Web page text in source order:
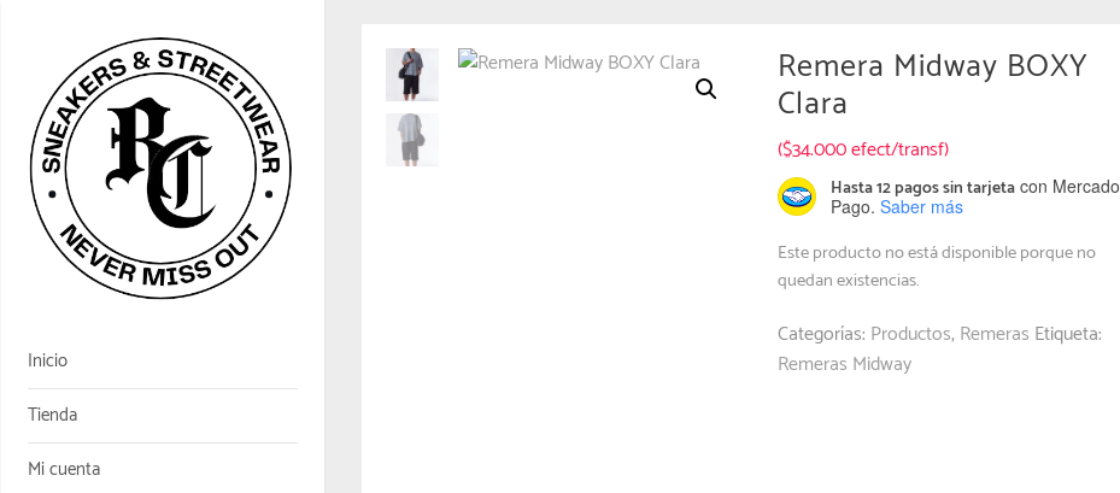
Inicio
Tienda
Mi cuenta
Remera Midway BOXY
Clara
($34.000 efect/transf)
Hasta 12 pagos sin tarjeta con Mercado
Pago. Saber más
Este producto no está disponible porque no
quedan existencias.
Categorías: Productos,Remeras Etiqueta:
Remeras Midway